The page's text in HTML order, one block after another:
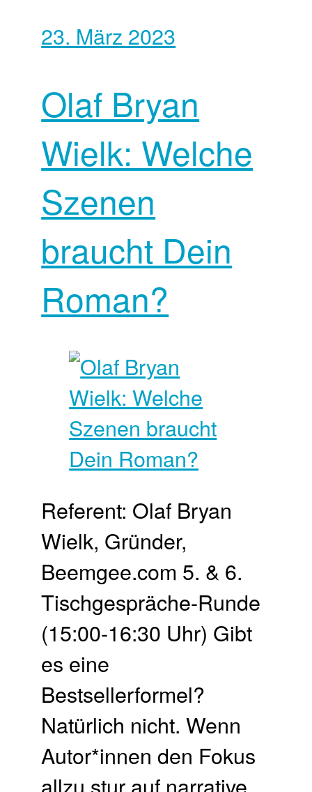
23. März 2023
Olaf Bryan
Wielk: Welche
Szenen
braucht Dein
Roman?
Referent: Olaf Bryan
Wielk, Gründer,
Beemgee.com 5. & 6.
Tischgespräche-Runde
(15:00-16:30 Uhr) Gibt
es eine
Bestsellerformel?
Natürlich nicht. Wenn
Autor*innen den Fokus
allzu stur auf narrative